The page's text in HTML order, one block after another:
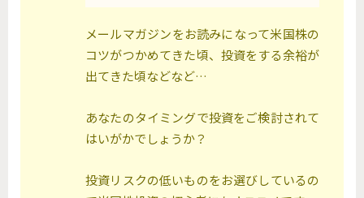
メールマガジンをお読みになって米国株の
コツがつかめてきた頃、投資をする余裕が
出てきた頃などなど…
あなたのタイミングで投資をご検討されて
はいがかでしょうか？
投資リスクの低いものをお選びしているの